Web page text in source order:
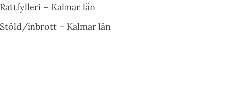
Rattfylleri – Kalmar län
Stöld/inbrott – Kalmar län